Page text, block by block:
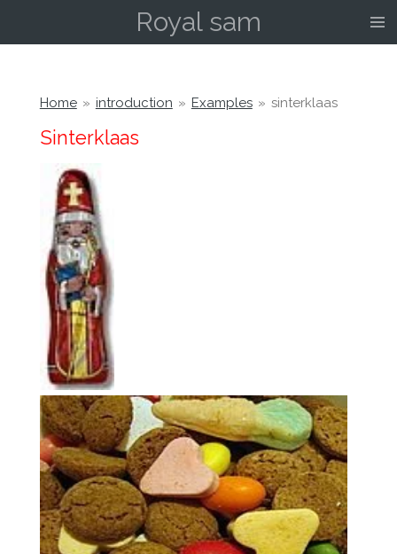
hoofdinhoud
Royal sam
Home » introduction » Examples » sinterklaas
Sinterklaas